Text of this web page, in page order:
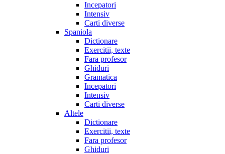
Incepatori
Intensiv
Carti diverse
Spaniola
Dictionare
Exercitii, texte
Fara profesor
Ghiduri
Gramatica
Incepatori
Intensiv
Carti diverse
Altele
Dictionare
Exercitii, texte
Fara profesor
Ghiduri